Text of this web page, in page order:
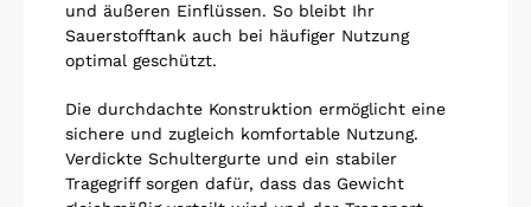
und äußeren Einflüssen. So bleibt Ihr
Sauerstofftank auch bei häufiger Nutzung
optimal geschützt.
Die durchdachte Konstruktion ermöglicht eine
sichere und zugleich komfortable Nutzung.
Verdickte Schultergurte und ein stabiler
Tragegriff sorgen dafür, dass das Gewicht